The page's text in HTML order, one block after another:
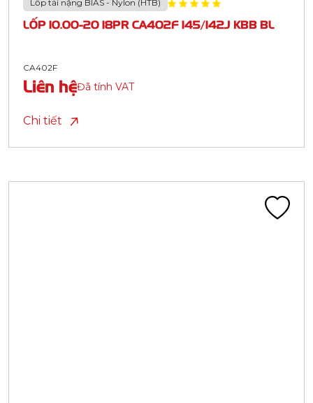
Lốp tải nặng BIAS - Nylon (HTB)
LỐP 10.00-20 18PR CA402F 145/142J KBB BL
CA402F
Liên hệĐã tính VAT
Chi tiết